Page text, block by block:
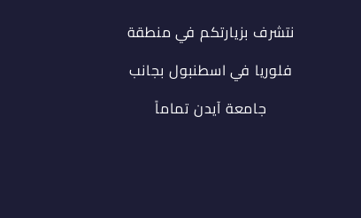
نتشرف بزيارتكم في منطقة
فلوريا في اسطنبول بجانب
جامعة آيدن تماماً